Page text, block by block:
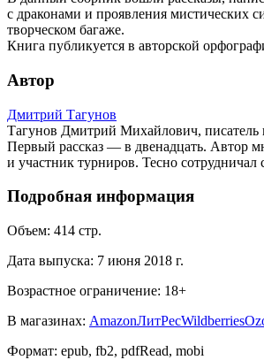
с драконами и проявления мистических
творческом багаже.
Книга публикуется в авторской
Автор
Дмитрий Тагунов
Тагунов Дмитрий Михайлович, писатель
Первый рассказ — в двенадцать. Автор
и участник турниров. Тесно
Подробная информация
Объем: 414 стр.
Дата выпуска: 7 июня 2018 г.
Возрастное ограничение: 18+
В магазинах: AmazonЛитРесWildberries
Формат: epub, fb2, pdfRead, mobi